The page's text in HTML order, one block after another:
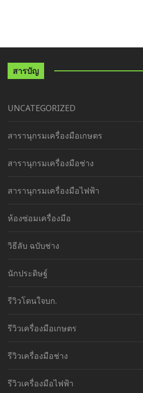
สารบัญ
UNCATEGORIZED
สารานุกรมเครื่องมือเกษตร
สารานุกรมเครื่องมือช่าง
สารานุกรมเครื่องมือไฟฟ้า
ห้องซ่อมเครื่องมือ
วิธีลับ ฉบับช่าง
นักประดิษฐ์
รีวิวโดนใจบก.
รีวิวเครื่องมือเกษตร
รีวิวเครื่องมือช่าง
รีวิวเครื่องมือไฟฟ้า